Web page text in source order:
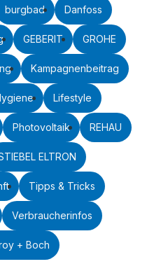
burgbad Danfoss
GEBERIT GROHE
Kampagnenbeitrag
Lifestyle
Photovoltaik REHAU
ELTRON
Tipps & Tricks
Verbraucherinfos
+ Boch